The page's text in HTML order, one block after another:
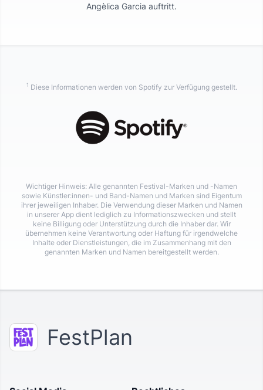
Angèlica Garcia auftritt.
1 Diese Informationen werden von Spotify zur Verfügung gestellt.
Wichtiger Hinweis: Alle genannten Festival-Marken und -Namen
sowie Künstler:innen- und Band-Namen und Marken sind Eigentum
ihrer jeweiligen Inhaber. Die Verwendung dieser Marken und Namen
in unserer App dient lediglich zu Informationszwecken und stellt
keine Billigung oder Unterstützung durch die Inhaber dar. Wir
übernehmen keine Verantwortung oder Haftung für irgendwelche
Inhalte oder Dienstleistungen, die im Zusammenhang mit den
genannten Marken und Namen bereitgestellt werden.
FestPlan